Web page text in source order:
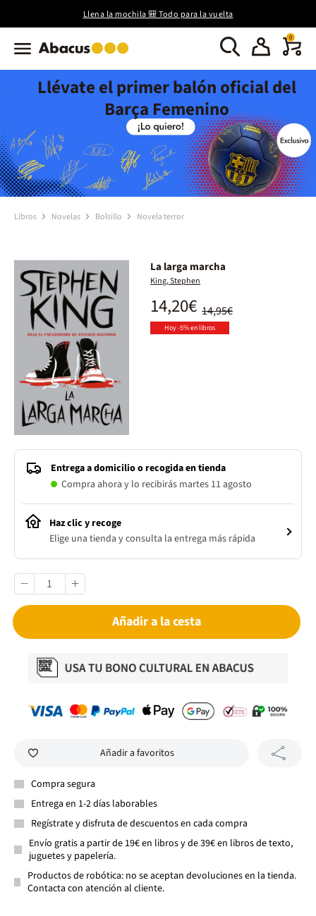
Llena la mochila 🎒 Todo para la vuelta
0
Llévate el primer balón oficial del
Barça Femenino
Libros Novelas Bolsillo Novela terror
La larga marcha
King, Stephen
14,95€
14,20€
Hoy -5% en libros
Entrega a domicilio o recogida en tienda
Compra ahora y lo recibirás martes 11 agosto
Haz clic y recoge
Elige una tienda y consulta la entrega más rápida
Añadir a la cesta
Añadir a favoritos
Compra segura
Entrega en 1-2 días laborables
Regístrate y disfruta de descuentos en cada compra
Envío gratis a partir de 19€ en libros y de 39€ en libros de texto,
juguetes y papelería.
Productos de robótica: no se aceptan devoluciones en la tienda.
Contacta con atención al cliente.